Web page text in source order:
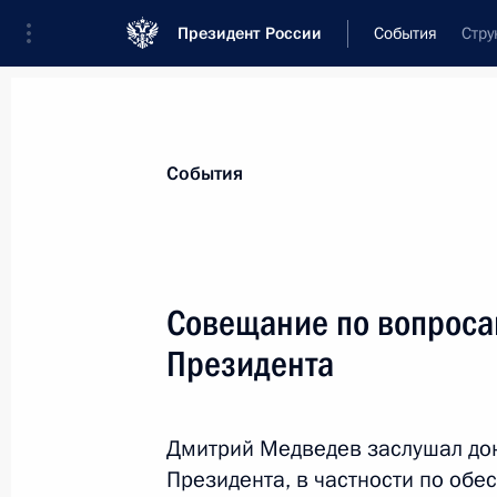
Президент России События
Новости
Послания Федеральному Собранию
Заявления по важнейшим вопросам
Речи и обращения
События
Совещание по
Президента
Дмитрий Медведев заслушал
Президента, в частности по